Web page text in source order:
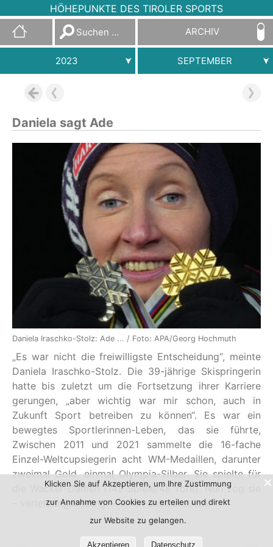
HÖHEPUNKTE DES TIROLER SPORTS
Suchen
nach:
ARCHIV
2023 SEPTEMBER
Daniela sagt Ade
Daniela Iraschko-Stolz: Ade ... / Foto: APA/Georg Hochmuth
„Es war nicht die freiwilligste Entscheidung“, meinte
Daniela Iraschko-Stolz. Die 39-jährige Skispringerin
hatte bis zuletzt um die Fortsetzung ihrer Karriere
gerungen, „aber wichtig war mir schon, auch in
Zukunft Sport betreiben zu können“. Es war ein
bewegtes Sportlerinnen-Leben, das sie führte,
Zwischen 2011 und 2021 sammelte die 16-fache
Einzel-Weltcupsiegerin acht WM-Medaillen, darunter
zweimal Gold, einmal Olympia-Silber. Sie spielte für
die Wacker-Damen (149 Spiele/48 Tore). Nun zog sie
– verletzungsbedingt – einen Schlussstrich.
Klicken Sie auf Akzeptieren, um Ihre Zustimmung
zur Annahme von Cookies zu erteilen und direkt
zur Website zu gelangen.
Akzeptieren Datenschutz